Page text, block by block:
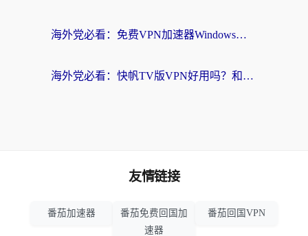
海外党必看：免费VPN加速器Windows版怎么选？附真实测评与无缝访问国内资源指南
海外党必看：快帆TV版VPN好用吗？和hi龟龟VPN对比哪个回国效果更好？附免费加速器选择指南
友情链接
番茄加速器
番茄免费回国加
速器
番茄回国VPN